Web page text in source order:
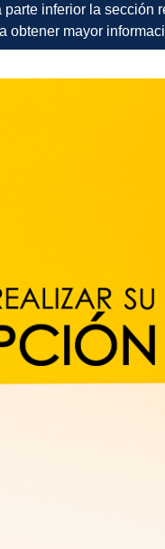
parte inferior la sección
obtener mayor